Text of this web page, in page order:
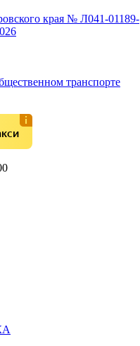
края № Л041-01189-
транспорте